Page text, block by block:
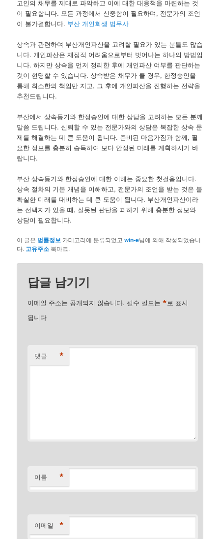
고인의 채무를 제대로 파악하고 이에 대한 대응책을 마련하는 것
이 필요합니다. 모든 과정에서 신중함이 필요하며, 전문가의 조언
이 불가결합니다. 부산 개인회생 법무사
상속과 관련하여 부산개인파산을 고려할 필요가 있는 분들도 많습
니다. 개인파산은 재정적 어려움으로부터 벗어나는 하나의 방법입
니다. 하지만 상속을 먼저 정리한 후에 개인파산 여부를 판단하는
것이 현명할 수 있습니다. 상속받은 채무가 클 경우, 한정승인을
통해 최소한의 책임만 지고, 그 후에 개인파산을 진행하는 전략을
추천드립니다.
부산에서 상속등기와 한정승인에 대한 상담을 고려하는 모든 분께
말씀 드립니다. 신뢰할 수 있는 전문가와의 상담은 복잡한 상속 문
제를 해결하는 데 큰 도움이 됩니다. 준비된 마음가짐과 함께, 필
요한 정보를 충분히 습득하여 보다 안정된 미래를 계획하시기 바
랍니다.
부산 상속등기와 한정승인에 대한 이해는 중요한 첫걸음입니다.
상속 절차의 기본 개념을 이해하고, 전문가의 조언을 받는 것은 불
확실한 미래를 대비하는 데 큰 도움이 됩니다. 부산개인파산이라
는 선택지가 있을 때, 잘못된 판단을 피하기 위해 충분한 정보와
상담이 필요합니다.
이 글은 법률정보 카테고리에 분류되었고win-e님에 의해 작성되었습니
다. 고유주소 북마크.
답글 남기기
이메일 주소는 공개되지 않습니다. 필수 필드는*로 표시
됩니다
댓글 *
이름 *
이메일 *